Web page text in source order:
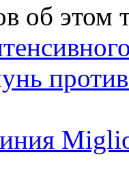
об этом